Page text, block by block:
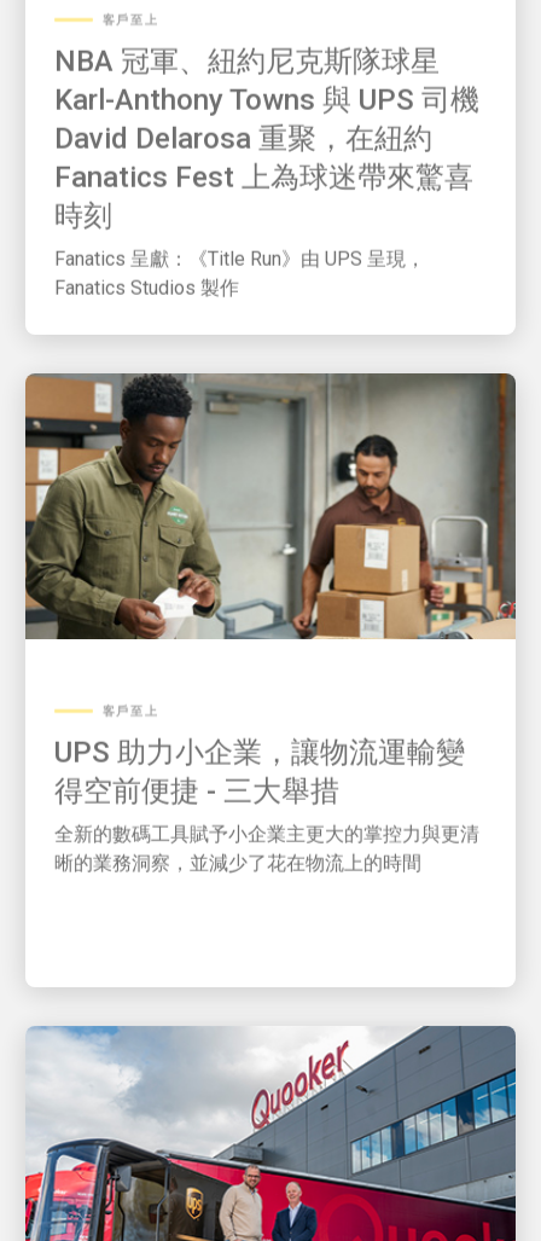
NBA 冠軍、紐約尼克斯隊球星
Karl-Anthony Towns 與 UPS 司機
David Delarosa 重聚，在紐約
Fanatics Fest 上為球迷帶來驚喜
時刻
Fanatics Studios 製作
UPS 助力小企業，讓物流運輸變
得空前便捷 - 三大舉措
晰的業務洞察，並減少了花在物流上的時間